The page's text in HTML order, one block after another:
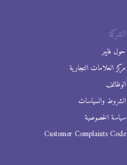
الشركة
حول فايبر
مركز العلامات التجارية
الوظائف
الشروط والسياسات
سياسة الخصوصية
Customer Complaints Code